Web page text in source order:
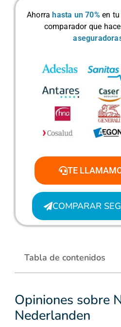
Opiniones sobre
Nederlanden
Ahorra hasta un 70% en
comparador que hace
TE
COMPARAR
Tabla de contenidos